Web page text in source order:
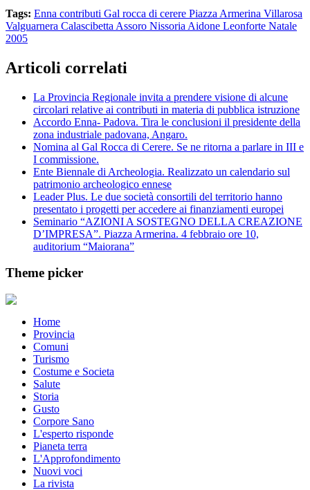
Tags: Enna contributi Gal rocca di cerere Piazza Armerina Villarosa
Valguarnera Calascibetta Assoro Nissoria Aidone Leonforte Natale
2005
Articoli correlati
La Provincia Regionale invita a prendere visione di alcune
circolari relative ai contributi in materia di pubblica istruzione
Accordo Enna- Padova. Tira le conclusioni il presidente della
zona industriale padovana, Angaro.
Nomina al Gal Rocca di Cerere. Se ne ritorna a parlare in III e
I commissione.
Ente Biennale di Archeologia. Realizzato un calendario sul
patrimonio archeologico ennese
Leader Plus. Le due società consortili del territorio hanno
presentato i progetti per accedere ai finanziamenti europei
Seminario “AZIONI A SOSTEGNO DELLA CREAZIONE
D’IMPRESA”. Piazza Armerina. 4 febbraio ore 10,
auditorium “Maiorana”
Theme picker
Home
Provincia
Comuni
Turismo
Costume e Societa
Salute
Storia
Gusto
Corpore Sano
L'esperto risponde
Pianeta terra
L'Approfondimento
Nuovi voci
La rivista